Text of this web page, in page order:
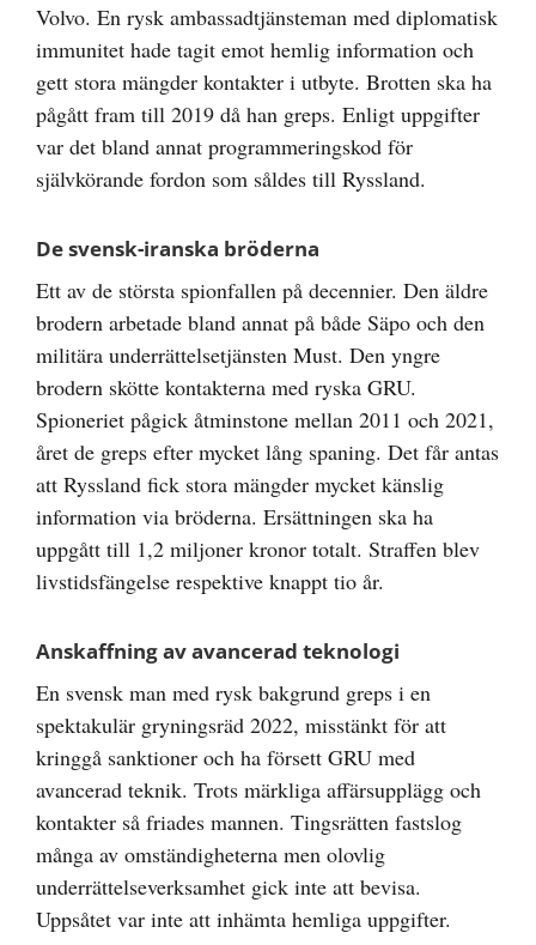
Volvo. En rysk ambassadtjänsteman med diplomatisk
immunitet hade tagit emot hemlig information och
gett stora mängder kontakter i utbyte. Brotten ska ha
pågått fram till 2019 då han greps. Enligt uppgifter
var det bland annat programmeringskod för
självkörande fordon som såldes till Ryssland.
De svensk-iranska bröderna
Ett av de största spionfallen på decennier. Den äldre
brodern arbetade bland annat på både Säpo och den
militära underrättelsetjänsten Must. Den yngre
brodern skötte kontakterna med ryska GRU.
Spioneriet pågick åtminstone mellan 2011 och 2021,
året de greps efter mycket lång spaning. Det får antas
att Ryssland fick stora mängder mycket känslig
information via bröderna. Ersättningen ska ha
uppgått till 1,2 miljoner kronor totalt. Straffen blev
livstidsfängelse respektive knappt tio år.
Anskaffning av avancerad teknologi
En svensk man med rysk bakgrund greps i en
spektakulär gryningsräd 2022, misstänkt för att
kringgå sanktioner och ha försett GRU med
avancerad teknik. Trots märkliga affärsupplägg och
kontakter så friades mannen. Tingsrätten fastslog
många av omständigheterna men olovlig
underrättelseverksamhet gick inte att bevisa.
Uppsåtet var inte att inhämta hemliga uppgifter.